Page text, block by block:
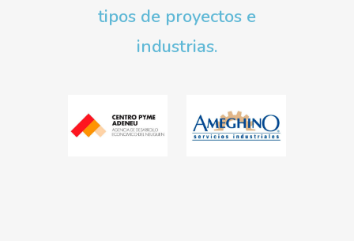
tipos de proyectos e
industrias.